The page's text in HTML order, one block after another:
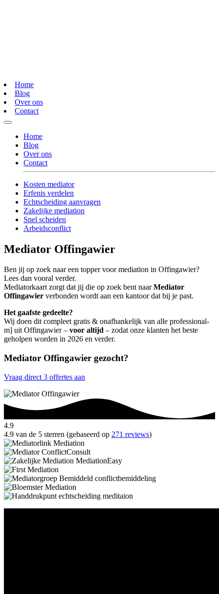
Home
Blog
Over ons
Contact
Home
Blog
Over ons
Contact
Kosten mediator
Erfenis verdelen
Echtscheiding aanvragen
Zakelijke mediation
Snel scheiden
Arbeidsconflict
Mediator Offingawier
Ben jij op zoek naar een topper voor mediation in Offingawier?
Lees dan vooral verder.
Mediatorkaart zorgt dat jij die op zoek bent naarMediator
Offingawier verbonden wordt aan een kantoor dat bij je past.
Het gaafste gedeelte?
Wij doen dit compleet gratis & onafhankelijk van alle professional-
m] uit Offingawier – voor altijd – zodat onze klanten het beste
geholpen worden in 2026 en verder.
Mediator Offingawier gezocht?
Vraag direct 3 offertes aan
4.9
4.9 van de 5 sterren (gebaseerd op 271 reviews)